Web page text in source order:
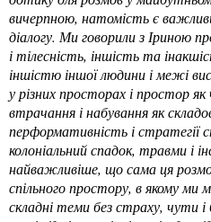
вичерпною, натомість є
діалогу. Ми говорили з Іриною
і тілесність, іншість та
іншістю іншої людини і межі
у різних просторах і простор
втрачання і набування як
перформативність і
колоніальний спадок, травми і
найважливіше, що сама ця
спільного простору, в якому
складні теми без страху, чути